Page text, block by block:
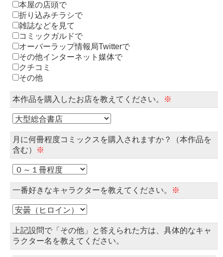
本屋の店頭で
折り込みチラシで
雑誌などを見て
コミックガルドで
オーバーラップ情報局Twitterで
その他インターネット媒体で
クチコミ
その他
本作品を購入したお店を教えてください。 ※
月に何冊程度コミックスを購入されますか？（本作品を
含む）
※
一番好きなキャラクターを教えてください。 ※
上記設問で「その他」と答えられた方は、具体的なキャ
ラクター名を教えてください。